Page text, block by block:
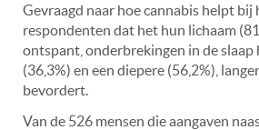
Gevraagd naar hoe cannabis helpt bij
respondenten dat het hun lichaam
ontspant, onderbrekingen in de
(36,3%) en een diepere (56,2%),
bevordert.
Van de 526 mensen die aangaven